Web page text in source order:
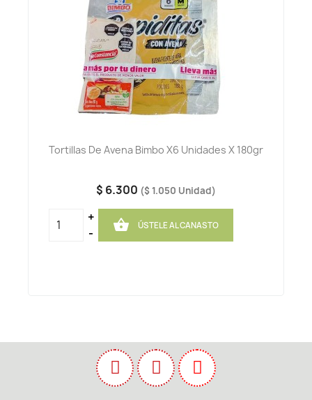
Tortillas De Avena Bimbo X6 Unidades X 180gr
$ 6.300 ($ 1.050 Unidad)
+
-
 ÚSTELE AL CANASTO